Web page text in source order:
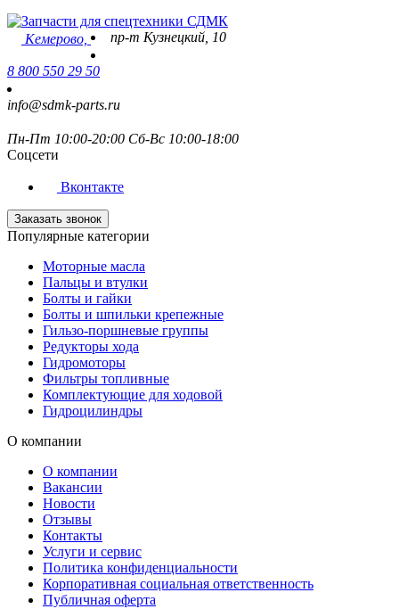
Кемерово, пр-т Кузнецкий, 10
8 800 550 29 50
info@sdmk-parts.ru
Пн-Пт 10:00-20:00 Сб-Вс 10:00-18:00
Соцсети
Вконтакте
Заказать звонок
Популярные категории
Моторные масла
Пальцы и втулки
Болты и гайки
Болты и шпильки крепежные
Гильзо-поршневые группы
Редукторы хода
Гидромоторы
Фильтры топливные
Комплектующие для ходовой
Гидроцилиндры
О компании
О компании
Вакансии
Новости
Отзывы
Контакты
Услуги и сервис
Политика конфиденциальности
Корпоративная социальная ответственность
Публичная оферта